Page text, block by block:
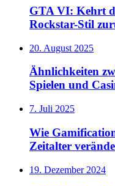
GTA VI: Kehrt
Rockstar-Stil
20. August 2025
Ähnlichkeiten
Spielen und
7. Juli 2025
Wie
Zeitalter
19. Dezember 2024